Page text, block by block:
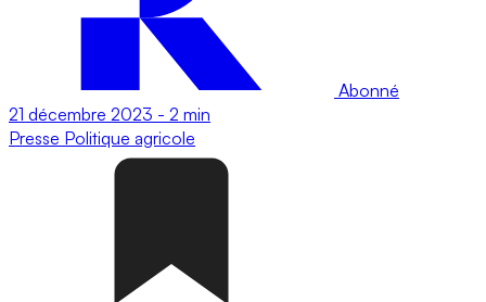
Abonné
21 décembre 2023 - 2 min
Presse Politique agricole